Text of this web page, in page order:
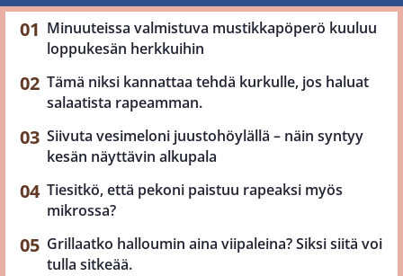
Minuuteissa valmistuva mustikkapöperö kuuluu
loppukesän herkkuihin
Tämä niksi kannattaa tehdä kurkulle, jos haluat
salaatista rapeamman.
Siivuta vesimeloni juustohöylällä – näin syntyy
kesän näyttävin alkupala
Tiesitkö, että pekoni paistuu rapeaksi myös
mikrossa?
Grillaatko halloumin aina viipaleina? Siksi siitä voi
tulla sitkeää.